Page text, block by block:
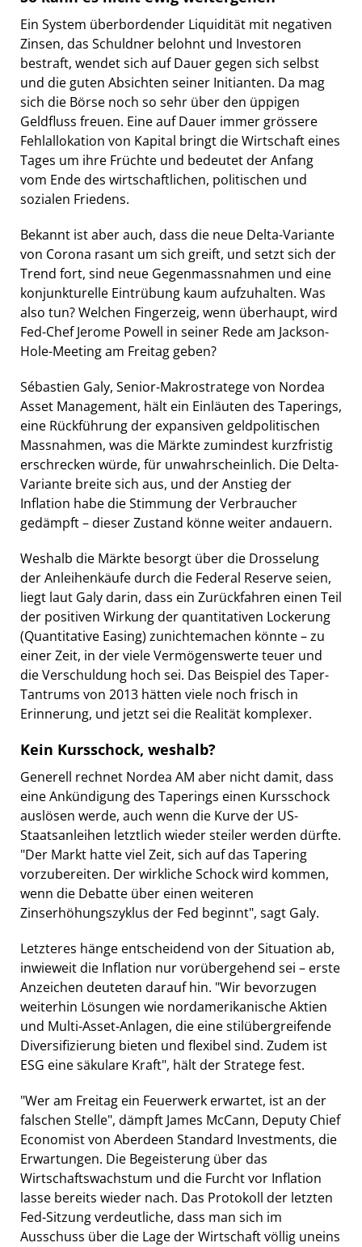
Ein System überbordender Liquidität mit negativen
Zinsen, das Schuldner belohnt und Investoren
bestraft, wendet sich auf Dauer gegen sich selbst
und die guten Absichten seiner Initianten. Da mag
sich die Börse noch so sehr über den üppigen
Geldfluss freuen. Eine auf Dauer immer grössere
Fehlallokation von Kapital bringt die Wirtschaft eines
Tages um ihre Früchte und bedeutet der Anfang
vom Ende des wirtschaftlichen, politischen und
sozialen Friedens.
Bekannt ist aber auch, dass die neue Delta-Variante
von Corona rasant um sich greift, und setzt sich der
Trend fort, sind neue Gegenmassnahmen und eine
konjunkturelle Eintrübung kaum aufzuhalten. Was
also tun? Welchen Fingerzeig, wenn überhaupt, wird
Fed-Chef Jerome Powell in seiner Rede am Jackson-
Hole-Meeting am Freitag geben?
Sébastien Galy, Senior-Makrostratege von Nordea
Asset Management, hält ein Einläuten des Taperings,
eine Rückführung der expansiven geldpolitischen
Massnahmen, was die Märkte zumindest kurzfristig
erschrecken würde, für unwahrscheinlich. Die Delta-
Variante breite sich aus, und der Anstieg der
Inflation habe die Stimmung der Verbraucher
gedämpft – dieser Zustand könne weiter andauern.
Weshalb die Märkte besorgt über die Drosselung
der Anleihenkäufe durch die Federal Reserve seien,
liegt laut Galy darin, dass ein Zurückfahren einen Teil
der positiven Wirkung der quantitativen Lockerung
(Quantitative Easing) zunichtemachen könnte – zu
einer Zeit, in der viele Vermögenswerte teuer und
die Verschuldung hoch sei. Das Beispiel des Taper-
Tantrums von 2013 hätten viele noch frisch in
Erinnerung, und jetzt sei die Realität komplexer.
Kein Kursschock, weshalb?
Generell rechnet Nordea AM aber nicht damit, dass
eine Ankündigung des Taperings einen Kursschock
auslösen werde, auch wenn die Kurve der US-
Staatsanleihen letztlich wieder steiler werden dürfte.
"Der Markt hatte viel Zeit, sich auf das Tapering
vorzubereiten. Der wirkliche Schock wird kommen,
wenn die Debatte über einen weiteren
Zinserhöhungszyklus der Fed beginnt", sagt Galy.
Letzteres hänge entscheidend von der Situation ab,
inwieweit die Inflation nur vorübergehend sei – erste
Anzeichen deuteten darauf hin. "Wir bevorzugen
weiterhin Lösungen wie nordamerikanische Aktien
und Multi-Asset-Anlagen, die eine stilübergreifende
Diversifizierung bieten und flexibel sind. Zudem ist
ESG eine säkulare Kraft", hält der Stratege fest.
"Wer am Freitag ein Feuerwerk erwartet, ist an der
falschen Stelle", dämpft James McCann, Deputy Chief
Economist von Aberdeen Standard Investments, die
Erwartungen. Die Begeisterung über das
Wirtschaftswachstum und die Furcht vor Inflation
lasse bereits wieder nach. Das Protokoll der letzten
Fed-Sitzung verdeutliche, dass man sich im
Ausschuss über die Lage der Wirtschaft völlig uneins